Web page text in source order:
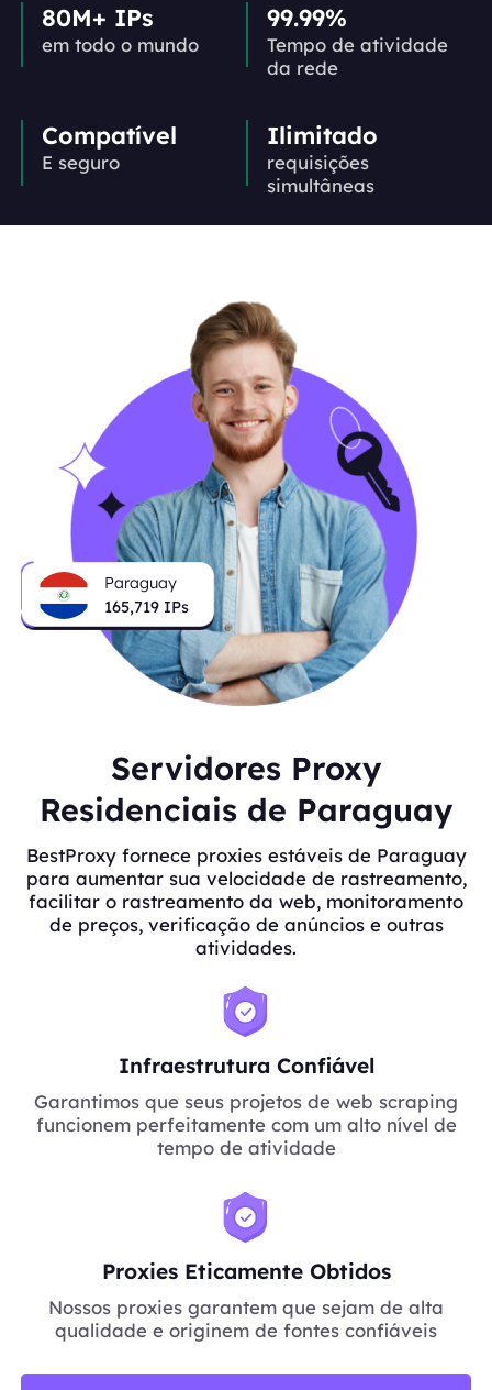
80M+ IPs
em todo o mundo
99.99%
Tempo de atividade
da rede
Compatível
E seguro
Ilimitado
requisições
simultâneas
Paraguay
165,719 IPs
Servidores Proxy
Residenciais de Paraguay
BestProxy fornece proxies estáveis de Paraguay
para aumentar sua velocidade de rastreamento,
facilitar o rastreamento da web, monitoramento
de preços, verificação de anúncios e outras
atividades.
Infraestrutura Confiável
Garantimos que seus projetos de web scraping
funcionem perfeitamente com um alto nível de
tempo de atividade
Proxies Eticamente Obtidos
Nossos proxies garantem que sejam de alta
qualidade e originem de fontes confiáveis